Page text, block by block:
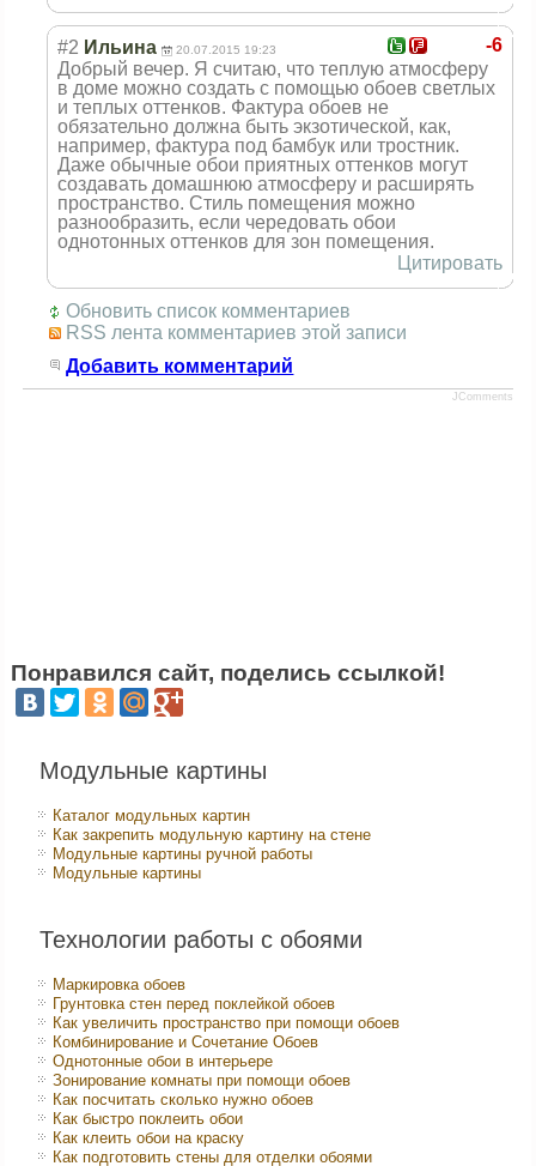
-6
#2 Ильина 20.07.2015 19:23
Добрый вечер. Я считаю, что теплую атмосферу
в доме можно создать с помощью обоев светлых
и теплых оттенков. Фактура обоев не
обязательно должна быть экзотической, как,
например, фактура под бамбук или тростник.
Даже обычные обои приятных оттенков могут
создавать домашнюю атмосферу и расширять
пространство. Стиль помещения можно
разнообразить, если чередовать обои
однотонных оттенков для зон помещения.
Цитировать
Обновить список комментариев
RSS лента комментариев этой записи
Добавить комментарий
JComments
Понравился сайт, поделись ссылкой!
Модульные картины
Каталог модульных картин
Как закрепить модульную картину на стене
Модульные картины ручной работы
Модульные картины
Технологии работы с обоями
Маркировка обоев
Грунтовка стен перед поклейкой обоев
Как увеличить пространство при помощи обоев
Комбинирование и Сочетание Обоев
Однотонные обои в интерьере
Зонирование комнаты при помощи обоев
Как посчитать сколько нужно обоев
Как быстро поклеить обои
Как клеить обои на краску
Как подготовить стены для отделки обоями